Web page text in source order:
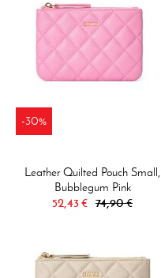
-30%
Leather Quilted Pouch Small,
Bubblegum Pink
52,43 € 74,90 €